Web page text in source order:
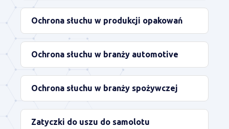
Ochrona słuchu w produkcji opakowań
Ochrona słuchu w branży automotive
Ochrona słuchu w branży spożywczej
Zatyczki do uszu do samolotu